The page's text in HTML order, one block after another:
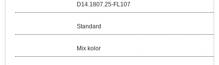
D14.1807.25-FL107
Standard
Mix kolor